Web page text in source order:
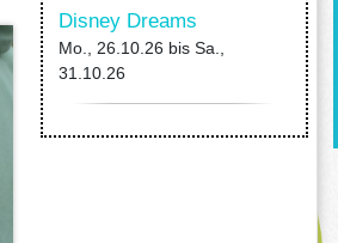
Disney Dreams
Mo., 26.10.26 bis Sa.,
31.10.26